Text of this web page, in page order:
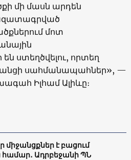
մի մասն արդեն
մոտ
ստեղծվելու, որտեղ
սահմանապահներ», —
Իլհամ Ալիևը։
է բացում
համար․ Ադրբեջանի ՊՆ